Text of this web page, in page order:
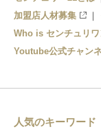
加盟店人材募集
Who is センチュリワ
Youtube公式チャン
人気のキーワード